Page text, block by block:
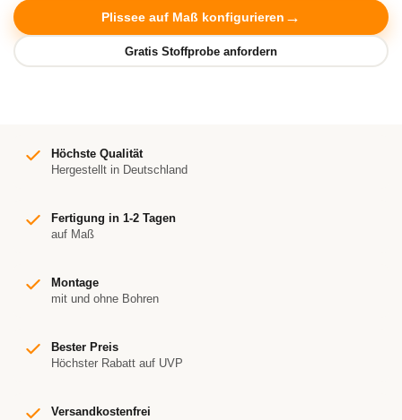
Plissee auf Maß konfigurieren
Höchste Qualität
Hergestellt in Deutschland
Fertigung in 1-2 Tagen
auf Maß
Montage
mit und ohne Bohren
Bester Preis
Höchster Rabatt auf UVP
Versandkostenfrei